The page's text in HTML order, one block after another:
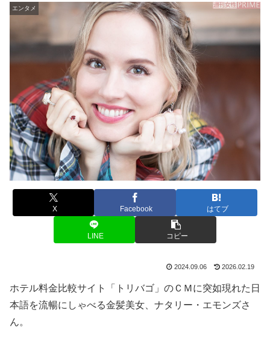
エンタメ
X Facebook はてブ
LINE コピー
2024.09.06 2026.02.19
ホテル料金比較サイト「トリバゴ」のＣＭに突如現れた日
本語を流暢にしゃべる金髪美女、ナタリー・エモンズさ
ん。